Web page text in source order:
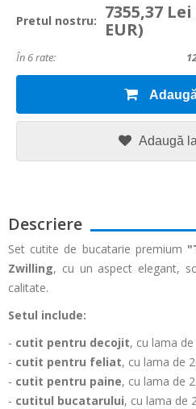
Pretul nostru: 7355,37
EUR)
În 6 rate:
Adaugă
Descriere
Set cutite de bucatarie premium
Zwilling, cu un aspect elegant,
calitate.
Setul include:
- cutit pentru decojit, cu lama
- cutit pentru feliat, cu lama de
- cutit pentru paine, cu lama de
- cutitul bucatarului, cu lama de